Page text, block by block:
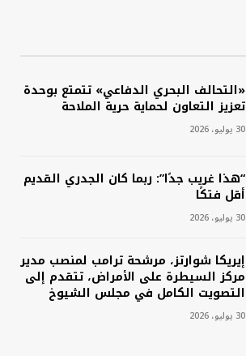
«التحالف البحري الدفاعي» تتمتع بوحدة
تعزيز التعاون لحماية حرية الملاحة
30 يوليو، 2026
“هذا غريب جدًا”: ربما كان الجدري القديم
أقل فتكًا
30 يوليو، 2026
إيريكا شوارتز، مرشحة ترامب لمنصب مدير
مركز السيطرة على الأمراض، تتقدم إلى
التصويت الكامل في مجلس الشيوخ
30 يوليو، 2026